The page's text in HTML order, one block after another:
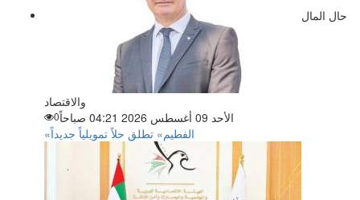
حال المال
والاقتصاد
الأحد 09 أغسطس 2026 04:21 صباحاً
0
«الفطيم» تطلق حلاً تمويلياً جديداً